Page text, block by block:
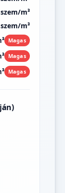
m³
m³
Magas
Magas
Magas